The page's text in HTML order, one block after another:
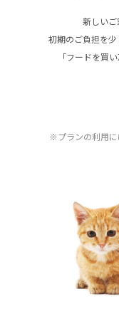
新しいご
初期のご負担を少
「フードを買
※プランの利用に